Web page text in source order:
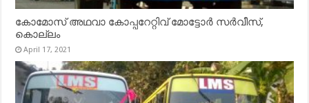
കോമോസ് അഥവാ കോപ്പറേറ്റിവ് മോട്ടോര്‍ സര്‍വീസ്,
കൊല്ലം
April 17, 2021